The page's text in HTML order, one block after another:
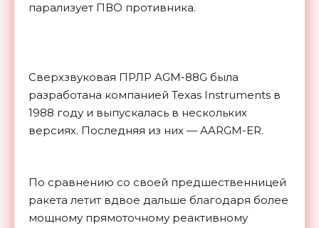
парализует ПВО противника.
Сверхзвуковая ПРЛР AGM-88G была
разработана компанией Texas Instruments в
1988 году и выпускалась в нескольких
версиях. Последняя из них — AARGM-ER.
По сравнению со своей предшественницей
ракета летит вдвое дальше благодаря более
мощному прямоточному реактивному